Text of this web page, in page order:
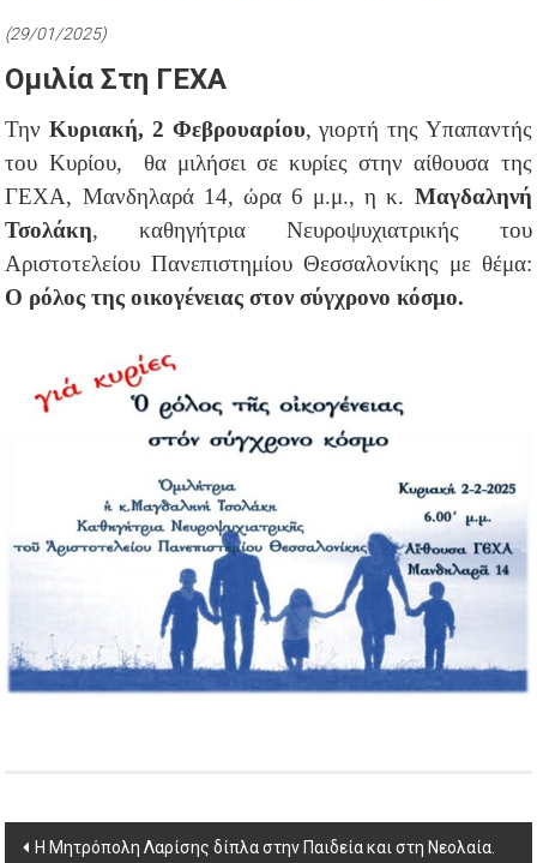
(29/01/2025)
Ομιλία Στη ΓΕΧΑ
ΤηνΚυριακή, 2 Φεβρουαρίου, γιορτή της Υπαπαντής
του Κυρίου, θα μιλήσει σε κυρίες στην αίθουσα της
ΓΕΧΑ, Μανδηλαρά 14, ώρα 6 μ.μ., η κ. Μαγδαληνή
Τσολάκη, καθηγήτρια Νευροψυχιατρικής του
Αριστοτελείου Πανεπιστημίου Θεσσαλονίκης με θέμα:
O ρόλος της οικογένειας στον σύγχρονο κόσμο.
Post
Η Μητρόπολη Λαρίσης δίπλα στην Παιδεία και στη Νεολαία.